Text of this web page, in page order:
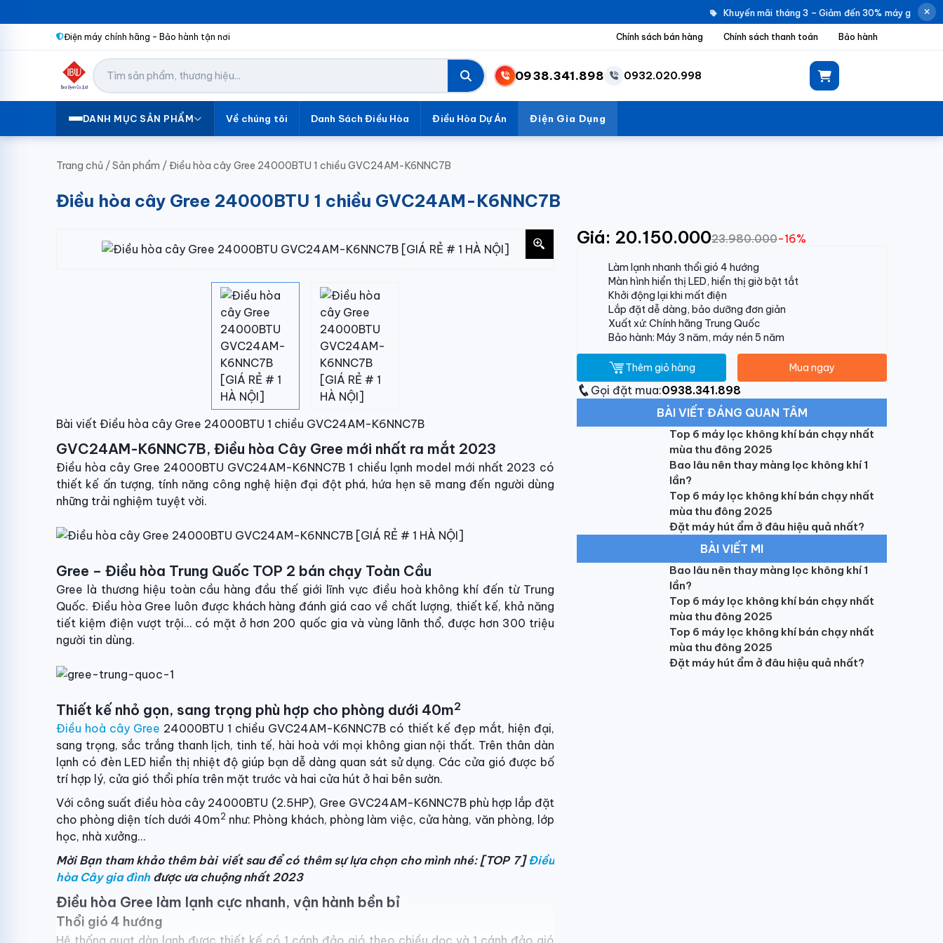
Khuyến mãi tháng 3 – Giảm đến 30% máy giặt
Điện máy chính hãng – Bảo hành tận nơi Chính sách bán hàng Chính sách thanh toán Bảo hành
0938.341.898 0932.020.998
DANH MỤC SẢN PHẨM Về chúng tôi Danh Sách Điều Hòa Điều Hòa Dự Án Điện Gia Dụng
Trang chủ /Sản phẩm /Điều hòa cây Gree 24000BTU 1 chiều GVC24AM-K6NNC7B
Điều hòa cây Gree 24000BTU 1 chiều GVC24AM-K6NNC7B
Bài viết Điều hòa cây Gree 24000BTU 1 chiều GVC24AM-K6NNC7B
GVC24AM-K6NNC7B, Điều hòa Cây Gree mới nhất ra mắt 2023
Điều hòa cây Gree 24000BTU GVC24AM-K6NNC7B 1 chiều lạnh model mới nhất 2023 có
thiết kế ấn tượng, tính năng công nghệ hiện đại đột phá, hứa hẹn sẽ mang đến người dùng
những trải nghiệm tuyệt vời.
Gree – Điều hòa Trung Quốc TOP 2 bán chạy Toàn Cầu
Gree là thương hiệu toàn cầu hàng đầu thế giới lĩnh vực điều hoà không khí đến từ Trung
Quốc. Điều hòa Gree luôn được khách hàng đánh giá cao về chất lượng, thiết kế, khả năng
tiết kiệm điện vượt trội… có mặt ở hơn 200 quốc gia và vùng lãnh thổ, được hơn 300 triệu
người tin dùng.
Thiết kế nhỏ gọn, sang trọng phù hợp cho phòng dưới 40m2
Điều hoà cây Gree 24000BTU 1 chiều GVC24AM-K6NNC7B có thiết kế đẹp mắt, hiện đại,
sang trọng, sắc trắng thanh lịch, tinh tế, hài hoà với mọi không gian nội thất. Trên thân dàn
lạnh có đèn LED hiển thị nhiệt độ giúp bạn dễ dàng quan sát sử dụng. Các cửa gió được bố
trí hợp lý, cửa gió thổi phía trên mặt trước và hai cửa hút ở hai bên sườn.
Với công suất điều hòa cây 24000BTU (2.5HP), Gree GVC24AM-K6NNC7B phù hợp lắp đặt
cho phòng diện tích dưới 40m2 như: Phòng khách, phòng làm việc, cửa hàng, văn phòng, lớp
học, nhà xưởng…
Mời Bạn tham khảo thêm bài viết sau để có thêm sự lựa chọn cho mình nhé: [TOP 7]Điều
hòa Cây gia đình được ưa chuộng nhất 2023
Điều hòa Gree làm lạnh cực nhanh, vận hành bền bỉ
Thổi gió 4 hướng
Hệ thống quạt dàn lạnh được thiết kế có 1 cánh đảo gió theo chiều dọc và 1 cánh đảo gió
Giá: 20.150.00023.980.000-16%
Làm lạnh nhanh thổi gió 4 hướng
Màn hình hiển thị LED, hiển thị giờ bật tắt
Khởi động lại khi mất điện
Lắp đặt dễ dàng, bảo dưỡng đơn giản
Xuất xứ: Chính hãng Trung Quốc
Bảo hành: Máy 3 năm, máy nén 5 năm
Thêm giỏ hàng Mua ngay
Gọi đặt mua:0938.341.898
BÀI VIẾT ĐÁNG QUAN TÂM
Top 6 máy lọc không khí bán chạy nhất
mùa thu đông 2025
Bao lâu nên thay màng lọc không khí 1
lần?
Top 6 máy lọc không khí bán chạy nhất
mùa thu đông 2025
Đặt máy hút ẩm ở đâu hiệu quả nhất?
BÀI VIẾT MI
Bao lâu nên thay màng lọc không khí 1
lần?
Top 6 máy lọc không khí bán chạy nhất
mùa thu đông 2025
Top 6 máy lọc không khí bán chạy nhất
mùa thu đông 2025
Đặt máy hút ẩm ở đâu hiệu quả nhất?